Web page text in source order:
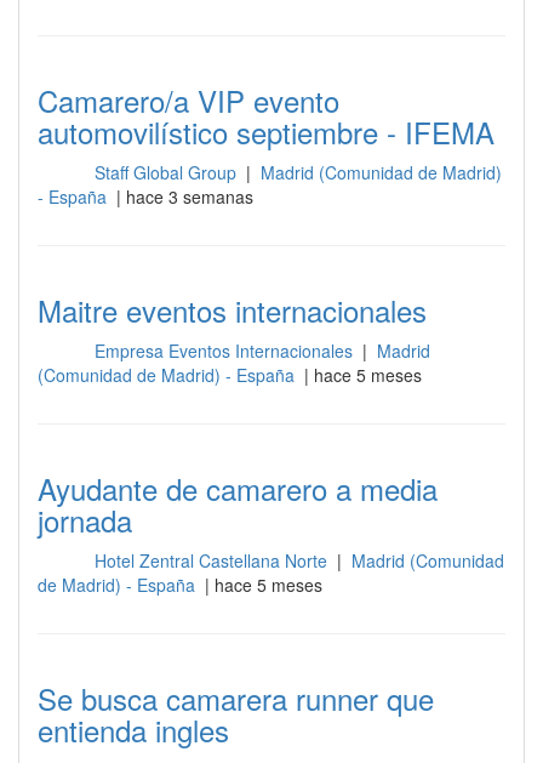
Camarero/a VIP evento
automovilístico septiembre - IFEMA
Staff Global Group | Madrid (Comunidad de Madrid)
- España | hace 3 semanas
Maitre eventos internacionales
Empresa Eventos Internacionales | Madrid
(Comunidad de Madrid) - España | hace 5 meses
Ayudante de camarero a media
jornada
Hotel Zentral Castellana Norte | Madrid (Comunidad
de Madrid) - España | hace 5 meses
Se busca camarera runner que
entienda ingles